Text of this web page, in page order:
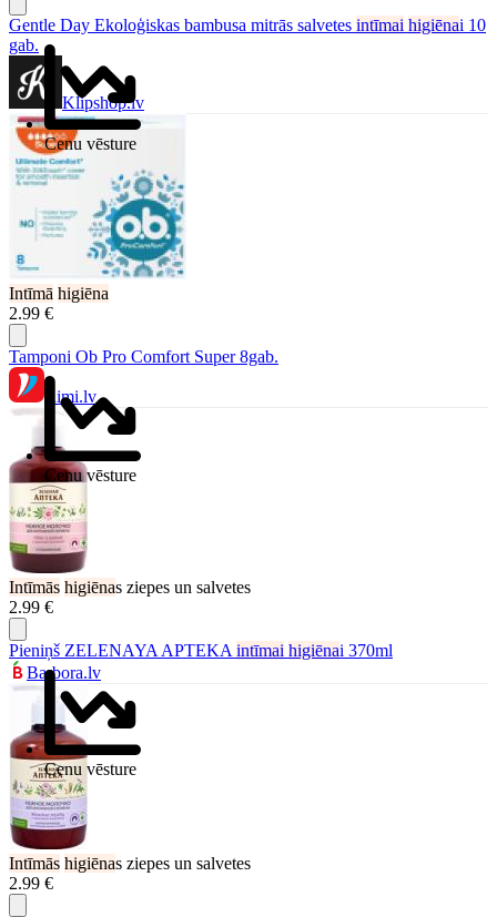
Cenu vēsture
Gentle Day Ekoloģiskas bambusa mitrās salvetes intīmai higiēnai 10
gab.
Klipshop.lv
Intīmā higiēna
2.99 €
Cenu vēsture
Tamponi Ob Pro Comfort Super 8gab.
Rimi.lv
Intīmās higiēnas ziepes un salvetes
2.99 €
Cenu vēsture
Pieniņš ZELENAYA APTEKA intīmai higiēnai 370ml
Barbora.lv
Intīmās higiēnas ziepes un salvetes
2.99 €